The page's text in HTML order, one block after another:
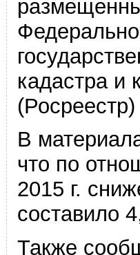
кадастра и
В
что по
2015 г.
составило
Также